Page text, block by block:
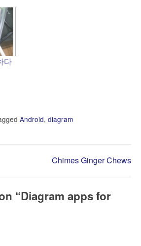
다
Android, diagram
Chimes Ginger Chews
“Diagram apps for